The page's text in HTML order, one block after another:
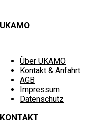
UKAMO
Über UKAMO
Kontakt & Anfahrt
AGB
Impressum
Datenschutz
KONTAKT